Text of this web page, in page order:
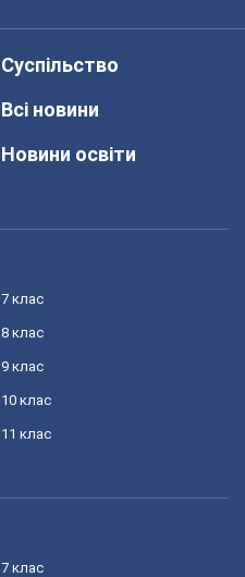
Суспільство
Всі новини
Новини освіти
7 клас
8 клас
9 клас
10 клас
11 клас
7 клас